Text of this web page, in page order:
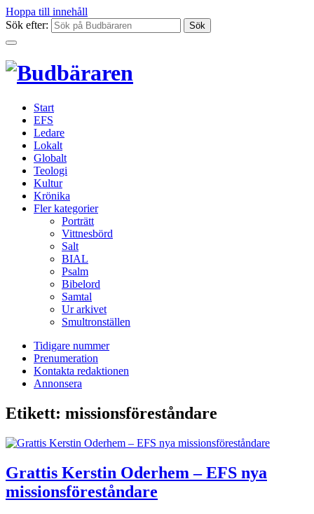
Hoppa till innehåll
Sök efter:
Start
EFS
Ledare
Lokalt
Globalt
Teologi
Kultur
Krönika
Fler kategorier
Porträtt
Vittnesbörd
Salt
BIAL
Psalm
Bibelord
Samtal
Ur arkivet
Smultronställen
Tidigare nummer
Prenumeration
Kontakta redaktionen
Annonsera
Etikett: missionsföreståndare
Grattis Kerstin Oderhem – EFS nya
missionsföreståndare